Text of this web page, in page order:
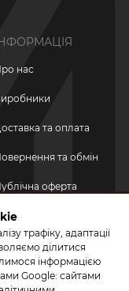
нас
та оплата
та обмін
оферта
трафіку, адаптації
ділитися
інформацією
Google: сайтами